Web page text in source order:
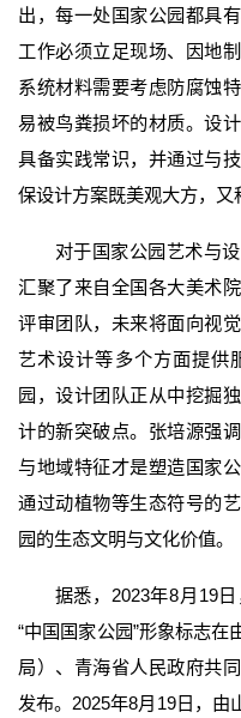
出，每一处国家公园都具
工作必须立足现场、因地
系统材料需要考虑防腐蚀
易被鸟粪损坏的材质。设
具备实践常识，并通过与
保设计方案既美观大方，又
对于国家公园艺术与
汇聚了来自全国各大美术
评审团队，未来将面向视
艺术设计等多个方面提供
园，设计团队正从中挖掘
计的新突破点。张培源强
与地域特征才是塑造国家
通过动植物等生态符号的
园的生态文明与文化价值。
据悉，2023年8月19
“中国国家公园”形象标志
局）、青海省人民政府共
发布。2025年8月19日，由